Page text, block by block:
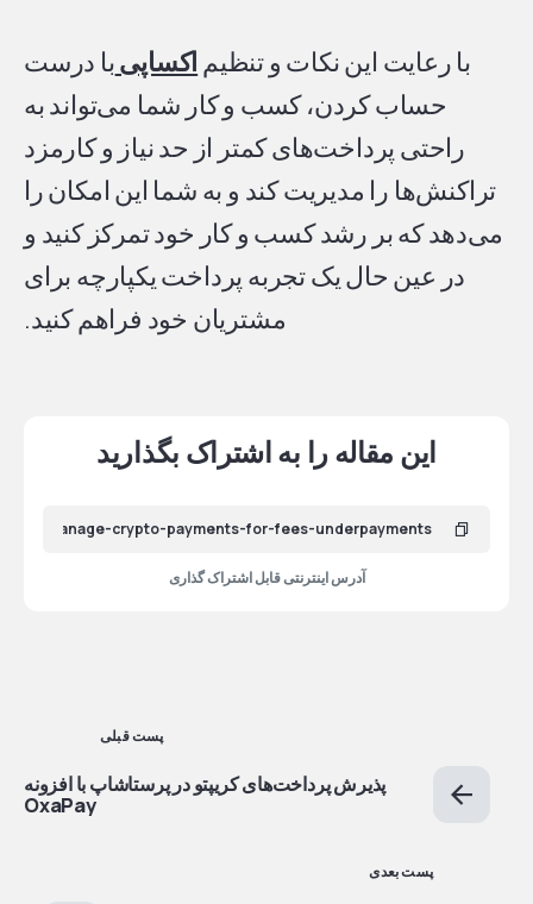
با رعایت این نکات و تنظیم اکساپیبا درست
حساب کردن، کسب و کار شما می‌تواند به
راحتی پرداخت‌های کمتر از حد نیاز و کارمزد
تراکنش‌ها را مدیریت کند و به شما این امکان را
می‌دهد که بر رشد کسب و کار خود تمرکز کنید و
در عین حال یک تجربه پرداخت یکپارچه برای
مشتریان خود فراهم کنید.
این مقاله را به اشتراک بگذارید
آدرس اینترنتی قابل اشتراک گذاری
پست قبلی
پذیرش پرداخت‌های کریپتو در پرستاشاپ با افزونه
OxaPay
پست بعدی